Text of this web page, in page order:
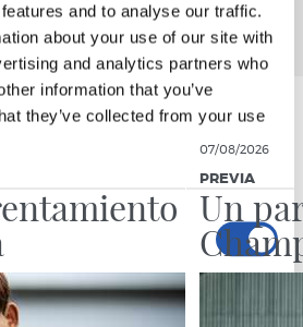
and to analyse our traffic.
about your use of our site with
and analytics partners who
information that you’ve
they’ve collected from your use
07/08/2026
PREVIA
Un